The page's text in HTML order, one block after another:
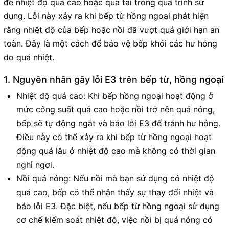
đề nhiệt độ quá cao hoặc quá tải trong quá trình sử
dụng. Lỗi này xảy ra khi bếp từ hồng ngoại phát hiện
rằng nhiệt độ của bếp hoặc nồi đã vượt quá giới hạn an
toàn. Đây là một cách để bảo vệ bếp khỏi các hư hỏng
do quá nhiệt.
1. Nguyên nhân gây lỗi E3 trên bếp từ, hồng ngoại
Nhiệt độ quá cao: Khi bếp hồng ngoại hoạt động ở
mức công suất quá cao hoặc nồi trở nên quá nóng,
bếp sẽ tự động ngắt và báo lỗi E3 để tránh hư hỏng.
Điều này có thể xảy ra khi bếp từ hồng ngoại hoạt
động quá lâu ở nhiệt độ cao mà không có thời gian
nghỉ ngơi.
Nồi quá nóng: Nếu nồi mà bạn sử dụng có nhiệt độ
quá cao, bếp có thể nhận thấy sự thay đổi nhiệt và
báo lỗi E3. Đặc biệt, nếu bếp từ hồng ngoại sử dụng
cơ chế kiểm soát nhiệt độ, việc nồi bị quá nóng có